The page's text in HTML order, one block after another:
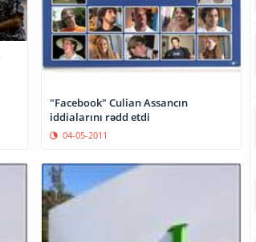
"Facebook" Culian Assancın
iddialarını rədd etdi
04-05-2011